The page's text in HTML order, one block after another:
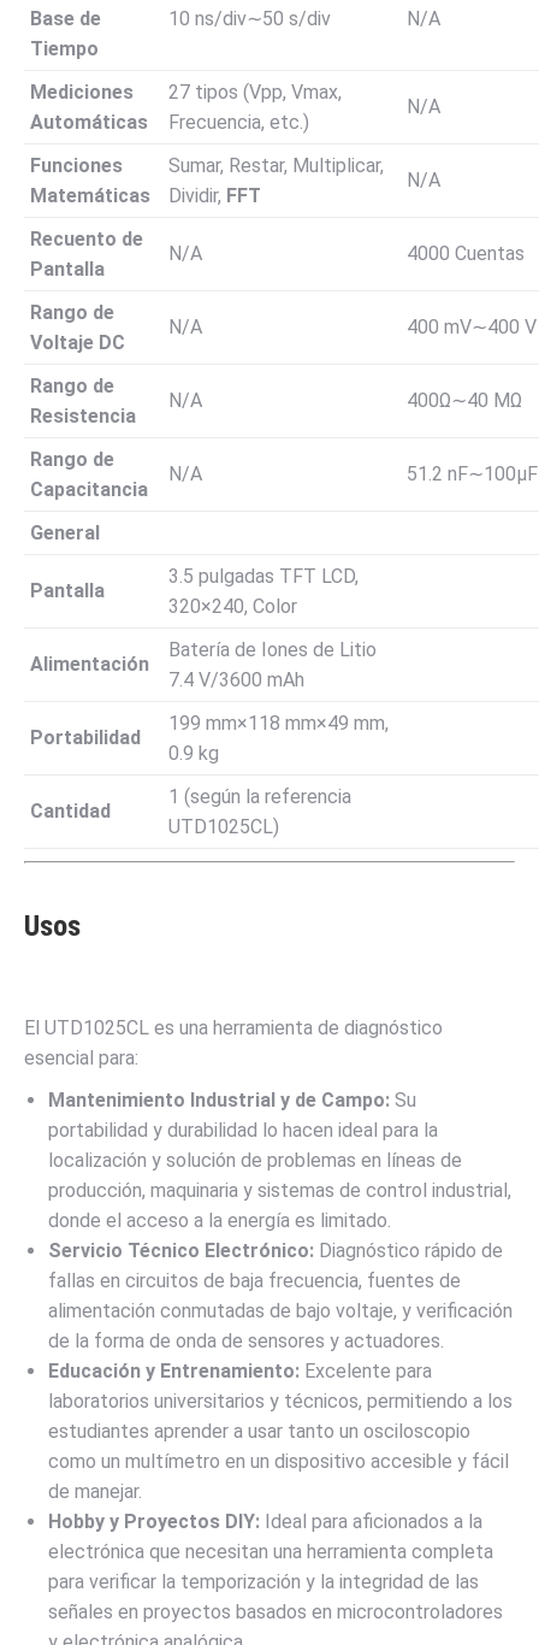
Base de
Tiempo
10 ns/div∼50 s/div N/A
Mediciones
Automáticas
27 tipos (Vpp, Vmax,
Frecuencia, etc.)
N/A
Funciones
Matemáticas
Sumar, Restar, Multiplicar,
Dividir, FFT
N/A
Recuento de
Pantalla
N/A 4000 Cuentas
Rango de
Voltaje DC
N/A 400 mV∼400 V
Rango de
Resistencia
N/A 400Ω∼40 MΩ
Rango de
Capacitancia
N/A 51.2 nF∼100μF
General
Pantalla
3.5 pulgadas TFT LCD,
320×240, Color
Alimentación
Batería de Iones de Litio
7.4 V/3600 mAh
Portabilidad
199 mm×118 mm×49 mm,
0.9 kg
Cantidad
1 (según la referencia
UTD1025CL)
Usos
El UTD1025CL es una herramienta de diagnóstico
esencial para:
Mantenimiento Industrial y de Campo: Su
portabilidad y durabilidad lo hacen ideal para la
localización y solución de problemas en líneas de
producción, maquinaria y sistemas de control industrial,
donde el acceso a la energía es limitado.
Servicio Técnico Electrónico: Diagnóstico rápido de
fallas en circuitos de baja frecuencia, fuentes de
alimentación conmutadas de bajo voltaje, y verificación
de la forma de onda de sensores y actuadores.
Educación y Entrenamiento: Excelente para
laboratorios universitarios y técnicos, permitiendo a los
estudiantes aprender a usar tanto un osciloscopio
como un multímetro en un dispositivo accesible y fácil
de manejar.
Hobby y Proyectos DIY: Ideal para aficionados a la
electrónica que necesitan una herramienta completa
para verificar la temporización y la integridad de las
señales en proyectos basados en microcontroladores